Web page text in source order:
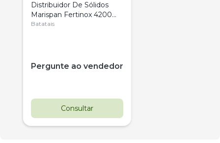
Distribuidor De Sólidos
Marispan Fertinox 4200
Citrus
Batatais
Pergunte ao vendedor
Consultar